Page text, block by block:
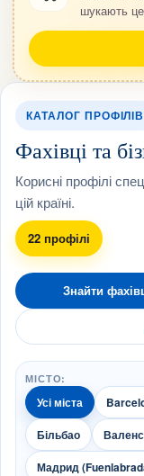
шукають
КАТАЛОГ ПРОФІЛІВ
Фахівці та
Корисні профілі
цій країні.
22 профілі
Знайти
МІСТО:
Усі міста
Більбао
Мадрид